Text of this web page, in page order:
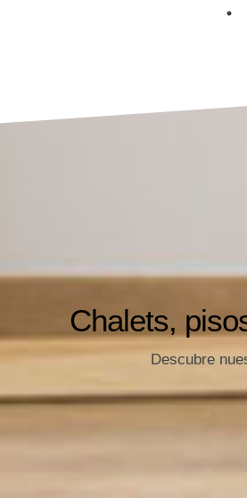
Chalets,
Descubre